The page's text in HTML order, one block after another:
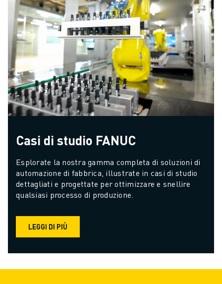
Casi di studio FANUC
Esplorate la nostra gamma completa di soluzioni di
automazione di fabbrica, illustrate in casi di studio
dettagliati e progettate per ottimizzare e snellire
qualsiasi processo di produzione.
LEGGI DI PIÙ